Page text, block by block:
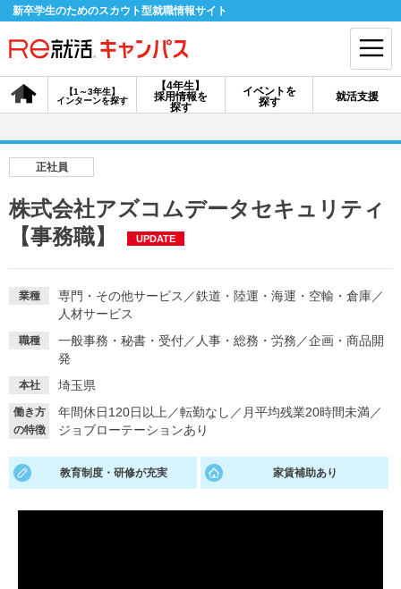
新卒学生のためのスカウト型就職情報サイト
【4年生】
採用情報を
探す
【1～3年生】
インターンを探す
イベントを
探す
就活支援
会員登録 ログイン
就活ノウハウ・サポート
就活支援
就活ノウハウが満載！ お役立ち記事・相談室など
正社員
株式会社アズコムデータセキュリティ
【事務職】
UPDATE
業種 専門・その他サービス ／鉄道・陸運・海運・空輸・倉庫／
人材サービス
職種 一般事務・秘書・受付／ 人事・総務・労務 ／企画・商品開
発
本社 埼玉県
働き方
の特徴
年間休日120日以上 ／転勤なし ／ 月平均残業20時間未満／
ジョブローテーションあり
教育制度・研修が充実 家賃補助あり